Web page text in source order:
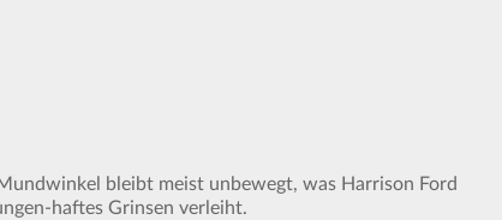
bleibt meist unbewegt, was Harrison Ford
haftes Grinsen verleiht.